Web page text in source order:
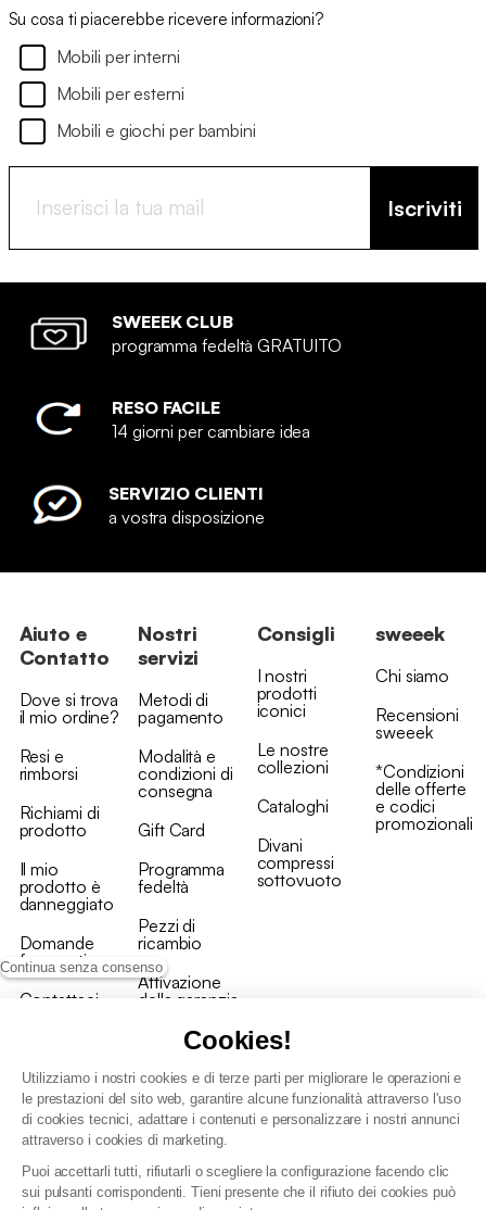
Continua senza consenso
Cookies!
Utilizziamo i nostri cookies e di terze parti per migliorare le operazioni e
le prestazioni del sito web, garantire alcune funzionalità attraverso l'uso
di cookies tecnici, adattare i contenuti e personalizzare i nostri annunci
attraverso i cookies di marketing.
Puoi accettarli tutti, rifiutarli o scegliere la configurazione facendo clic
sui pulsanti corrispondenti. Tieni presente che il rifiuto dei cookies può
Su cosa ti piacerebbe ricevere informazioni?
Mobili per interni
Mobili per esterni
Mobili e giochi per bambini
Iscriviti
SWEEEK CLUB
programma fedeltà GRATUITO
RESO FACILE
14 giorni per cambiare idea
SERVIZIO CLIENTI
a vostra disposizione
Aiuto e
Contatto
Dove si trova
il mio ordine?
Resi e
rimborsi
Richiami di
prodotto
Il mio
prodotto è
danneggiato
Domande
frequenti
Contattaci
Nostri
servizi
Metodi di
pagamento
Modalità e
condizioni di
consegna
Gift Card
Programma
fedeltà
Pezzi di
ricambio
Attivazione
della garanzia
Consigli
I nostri
prodotti
iconici
Le nostre
collezioni
Cataloghi
Divani
compressi
sottovuoto
sweeek
Chi siamo
Recensioni
sweeek
*Condizioni
delle offerte
e codici
promozionali
Condizioni generali vendita
Politica di gestione dei dati personali e dei cookie
Condizioni generali di vendita per clienti professionali